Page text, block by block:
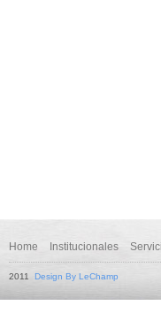
Home Institucionales
2011 Design By LeChamp